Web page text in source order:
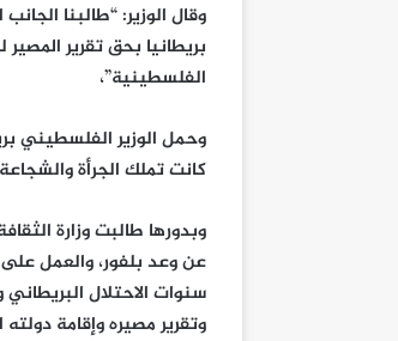
بريطانيا بحق تقرير
الفلسطينية”،
وحمل الوزير الفلسطيني
كانت تملك الجرأة
وبدورها طالبت وزارة
عن وعد بلفور، والعمل
سنوات الاحتلال
وتقرير مصيره وإقامة